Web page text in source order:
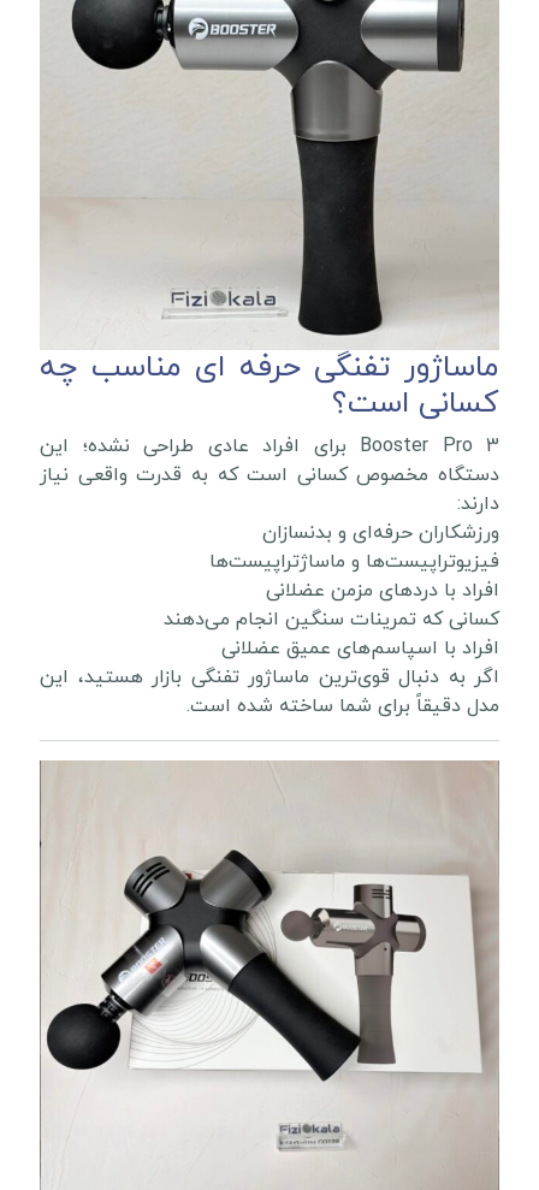
ماساژور تفنگی حرفه ای مناسب چه
کسانی است؟
Booster Pro 3 برای افراد عادی طراحی نشده؛ این
دستگاه مخصوص کسانی است که به قدرت واقعی نیاز
دارند:
ورزشکاران حرفه‌ای و بدنسازان
فیزیوتراپیست‌ها و ماساژتراپیست‌ها
افراد با دردهای مزمن عضلانی
کسانی که تمرینات سنگین انجام می‌دهند
افراد با اسپاسم‌های عمیق عضلانی
اگر به دنبال قوی‌ترین ماساژور تفنگی بازار هستید، این
مدل دقیقاً برای شما ساخته شده است.